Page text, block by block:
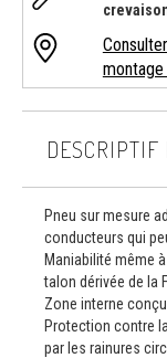
montage
DESCRIPTIF
Pneu sur mesure
conducteurs qui
Maniabilité même
talon dérivée de la
Zone interne
Protection contre
par les rainures